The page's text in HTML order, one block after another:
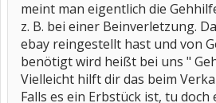
meint man eigentlich die
z. B. bei einer Beinverletzung.
ebay reingestellt hast und von
benötigt wird heißt bei uns "
Vielleicht hilft dir das beim
Falls es ein Erbstück ist, tu